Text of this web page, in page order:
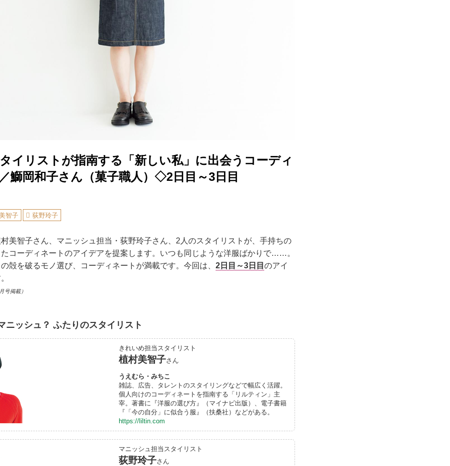
イリストが指南する「新しい私」に出会うコーディ
鰤岡和子さん（菓子職人）◇2日目～3日目
智子 荻野玲子
美智子さん、マニッシュ担当・荻野玲子さん、2人のスタイリストが、手持ちの
コーディネートのアイデアを提案します。いつも同じような洋服ばかりで……。
殻を破るモノ選び、コーディネートが満載です。今回は、 2日目～3日目 のアイ
号掲載）
ッシュ？ ふたりのスタイリスト
きれいめ担当スタイリスト
植村美智子さん
うえむら・みちこ
雑誌、広告、タレントのスタイリングなどで幅広く活躍。
個人向けのコーディネートを指南する「リルティン」主
宰。著書に『洋服の選び方』（マイナビ出版）、電子書籍
『「今の自分」に似合う服』（扶桑社）などがある。
https://liltin.com
マニッシュ担当スタイリスト
荻野玲子さん